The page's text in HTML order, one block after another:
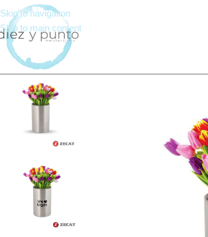
Skip to navigation
Skip to main content